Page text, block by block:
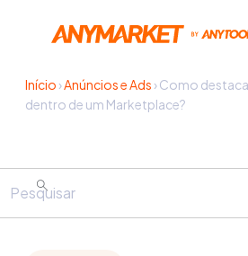
Início ›Anúncios e Ads ›Como
dentro de um Marketplace?